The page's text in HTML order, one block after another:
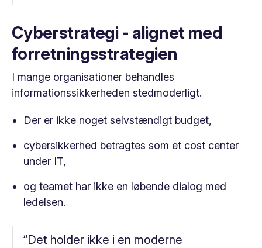
Cyberstrategi - alignet med
forretningsstrategien
I mange organisationer behandles
informationssikkerheden stedmoderligt.
Der er ikke noget selvstændigt budget,
cybersikkerhed betragtes som et cost center
under IT,
og teamet har ikke en løbende dialog med
ledelsen.
“Det holder ikke i en moderne